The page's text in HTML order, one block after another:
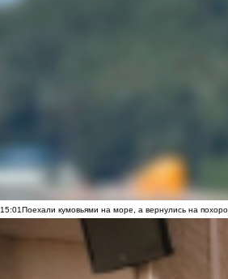
15:01Поехали кумовьями на море, а вернулись на